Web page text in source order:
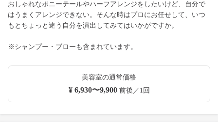
おしゃれなポニーテールやハーフアレンジをしたいけど、自分で
はうまくアレンジできない。そんな時はプロにお任せして、いつ
もとちょっと違う自分を演出してみてはいかがですか。
※シャンプー・ブローも含まれています。
美容室の通常価格
¥ 6,930〜9,900前後／1回